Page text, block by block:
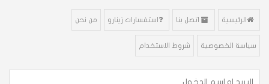
الرئيسية اتصل بنا استفسارات زينارو من نحن
سياسة الخصوصية شروط الاستخدام